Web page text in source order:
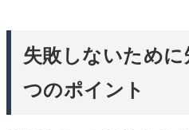
失敗しないため
つのポイント